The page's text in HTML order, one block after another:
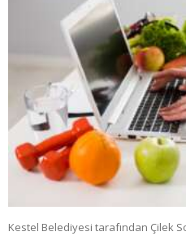
Kestel Belediyesi tarafından Çilek